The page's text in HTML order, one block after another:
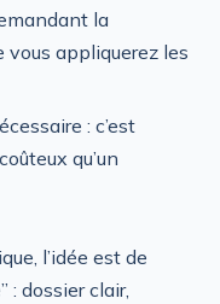
la
appliquerez les
: c’est
qu’un
l’idée est de
: dossier clair,